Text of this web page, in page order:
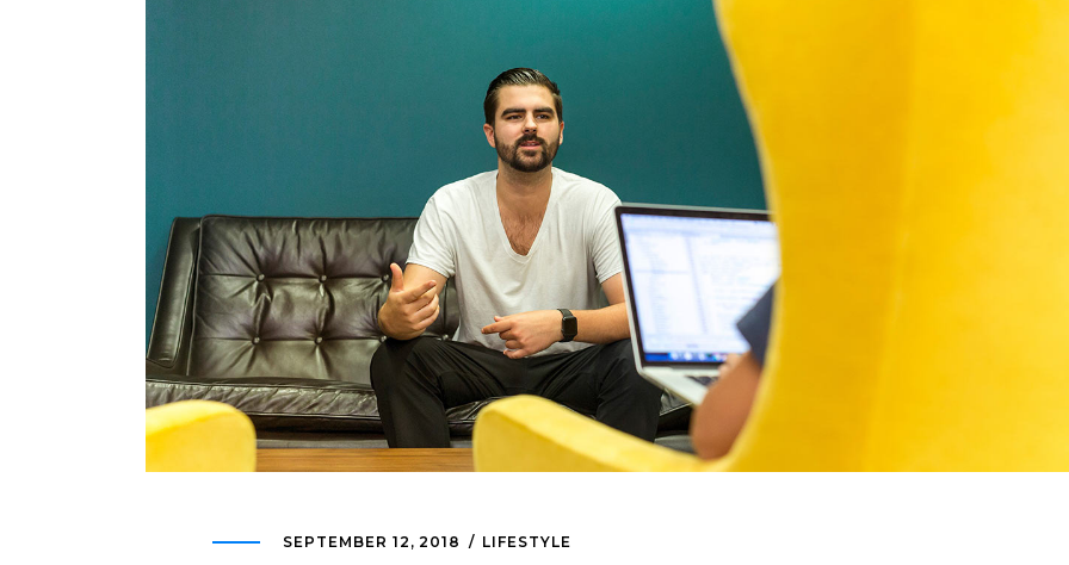
SEPTEMBER 12, 2018 LIFESTYLE